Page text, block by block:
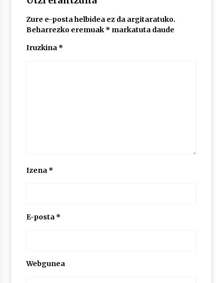
2026/07/03
MUSIBLA #297: Bide, Boards Of Canada, Somak,
Zure e-posta helbidea ez da argitaratuko.
Beharrezko eremuak * markatuta daude
Iruzkina *
Izena *
E-posta *
Webgunea